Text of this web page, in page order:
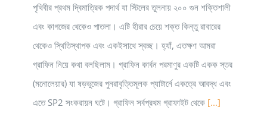
পৃথিবীর প্রথম দ্বিমাত্রিক পদার্থ যা স্টিলের তুলনায় ২০০ গুন শক্তিশালী
এবং কাগজের থেকেও পাতলা। এটি হীরার চেয়ে শক্ত কিন্তু রাবারের
থেকেও স্থিতিস্থাপক এবং একইসাথে স্বচ্ছ। হ্যাঁ, এতক্ষণ আমরা
গ্রাফিন নিয়ে কথা বলছিলাম। গ্রাফিন কার্বন পরমাণুর একটি একক স্তর
(মনোলেয়ার) যা ষড়ভুজের পুনরাবৃত্তিমূলক প্যাটার্নে একত্রে আবদ্ধ এবং
এতে SP2 সংকরায়ন ঘটে। গ্রাফিন সর্বপ্রথম গ্রাফাইট থেকে [...]